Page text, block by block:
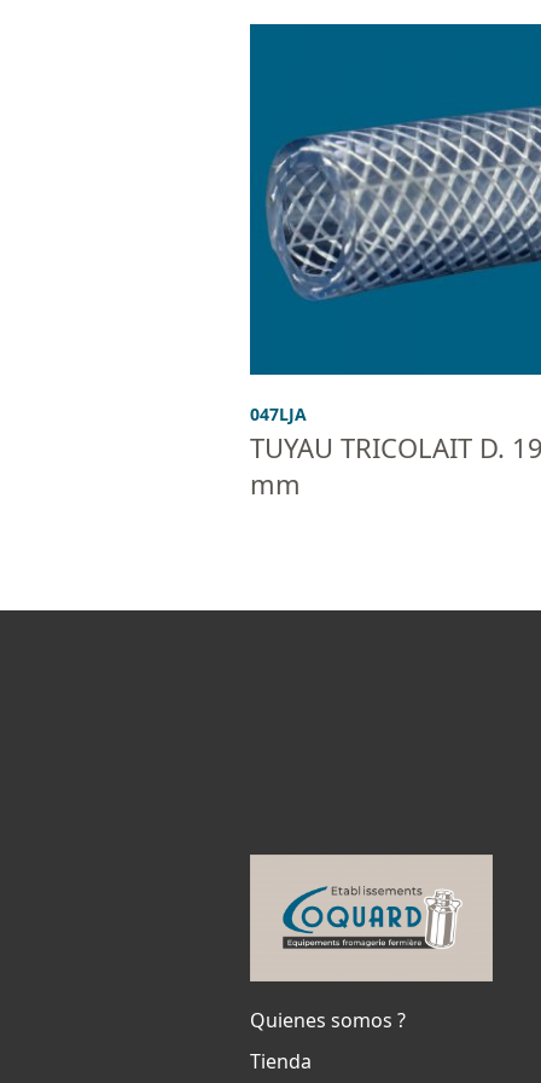
047LJA
TUYAU TRICOLAIT D.
mm
Quienes somos ?
Tienda